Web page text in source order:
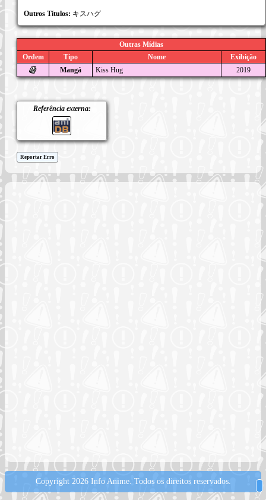
Outros Títulos: キスハグ
Outras Mídias
Ordem
Tipo Nome
Exibição
Mangá
Kiss Hug 2019
Referência externa:
Reportar Erro
Copyright 2026 Info Anime. Todos os direitos reservados.